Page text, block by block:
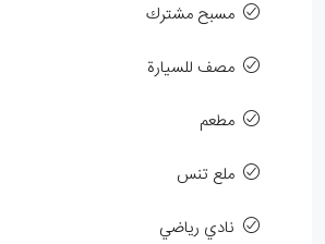
مسبح مشترك
مصف للسيارة
مطعم
ملع تنس
نادي رياضي